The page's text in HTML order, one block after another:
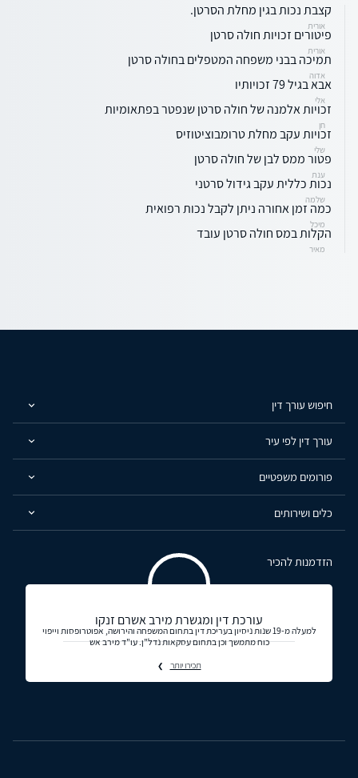
קצבת נכות בגין מחלת הסרטן.
אורית
פיטורים זכויות חולה סרטן
אורית
תמיכה בבני משפחה המטפלים בחולה סרטן
אדוה
אבא בגיל 79 זכויותיו
אלי
זכויות אלמנה של חולה סרטן שנפטר בפתאומיות
חן
זכויות עקב מחלת טרומבוציטוזיס
שלי
פטור ממס לבן של חולה סרטן
ענת
נכות כללית עקב גידול סרטני
שלמה
כמה זמן אחורה ניתן לקבל נכות רפואית
מיכל
הקלות במס חולה סרטן עובד
מאיר
חיפוש עורך דין
עורך דין לפי עיר
פורומים משפטיים
כלים ושירותים
הזדמנות להכיר
עורכת דין ומגשרת מירב אשרם זנקו
למעלה מ-19 שנות ניסיון בעריכת דין בתחום המשפחה והירושה, אפוטרופסות וייפוי
כוח מתמשך וכן בתחום עסקאות נדל"ן. עו"ד מירב אש
תכירו יותר